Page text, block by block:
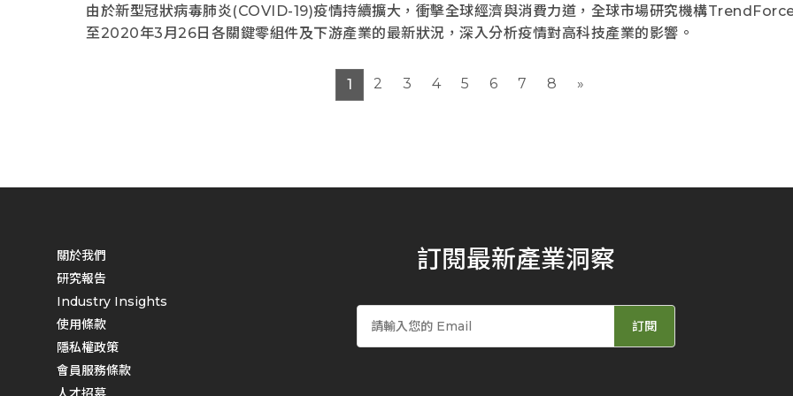
由於新型冠狀病毒肺炎(COVID-19)疫情持續擴大，衝擊全球經濟與消費力道，全球市場研究機構
至2020年3月26日各關鍵零組件及下游產業的最新狀況，深入分析疫情對高科技產業的影響。
1 2 3 4 5 6 7 8 »
關於我們
研究報告
Industry Insights
使用條款
隱私權政策
會員服務條款
訂閱最新產業洞察
訂閱